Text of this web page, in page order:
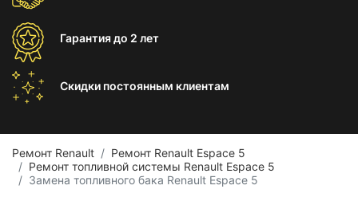
Гарантиядо 2 лет
Скидки постоянным клиентам
Ремонт Renault
Ремонт Renault Espace 5
Ремонт топливной системы Renault Espace 5
Замена топливного бака Renault Espace 5